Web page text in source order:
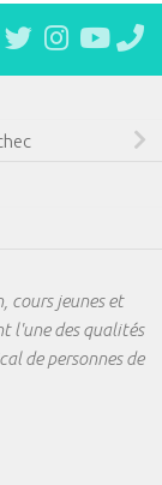
cours jeunes et
l'une des qualités
de personnes de